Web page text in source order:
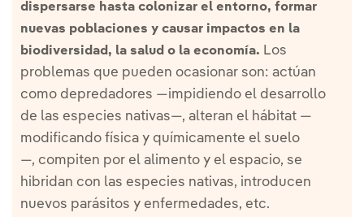
dispersarse hasta colonizar el entorno, formar
nuevas poblaciones y causar impactos en la
biodiversidad, la salud o la economía. Los
problemas que pueden ocasionar son: actúan
como depredadores —impidiendo el desarrollo
de las especies nativas—, alteran el hábitat —
modificando física y químicamente el suelo
—, compiten por el alimento y el espacio, se
hibridan con las especies nativas, introducen
nuevos parásitos y enfermedades, etc.